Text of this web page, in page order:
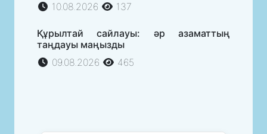
10.08.2026
137
Құрылтай сайлауы: әр азаматтың
таңдауы маңызды
09.08.2026
465